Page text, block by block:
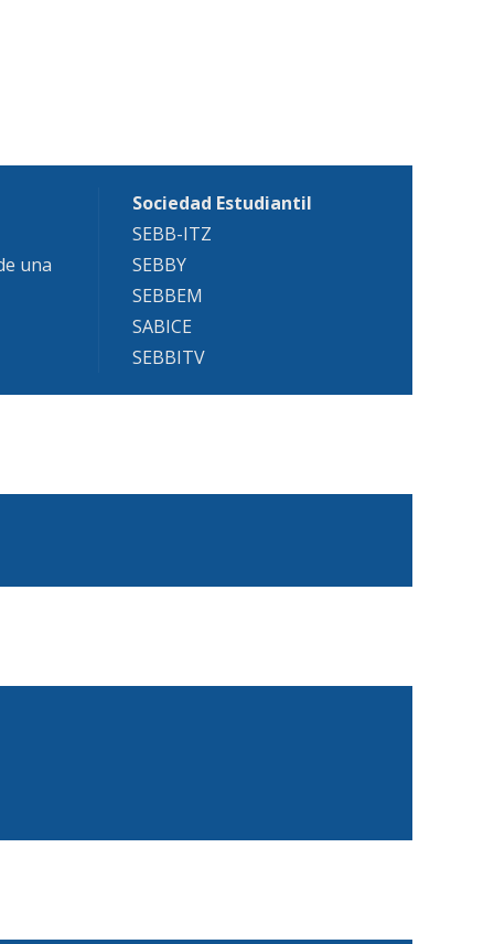
una
Sociedad Estudiantil
SEBB-ITZ
SEBBY
SEBBEM
SABICE
SEBBITV